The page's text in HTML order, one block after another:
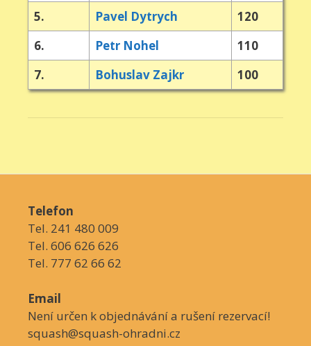
5.
Pavel Dytrych
120
6.
Petr Nohel
110
7.
Bohuslav Zajkr 100
Telefon
Tel. 241 480 009
Tel. 606 626 626
Tel. 777 62 66 62
Email
Není určen k objednávání a rušení rezervací!
squash@squash-ohradni.cz